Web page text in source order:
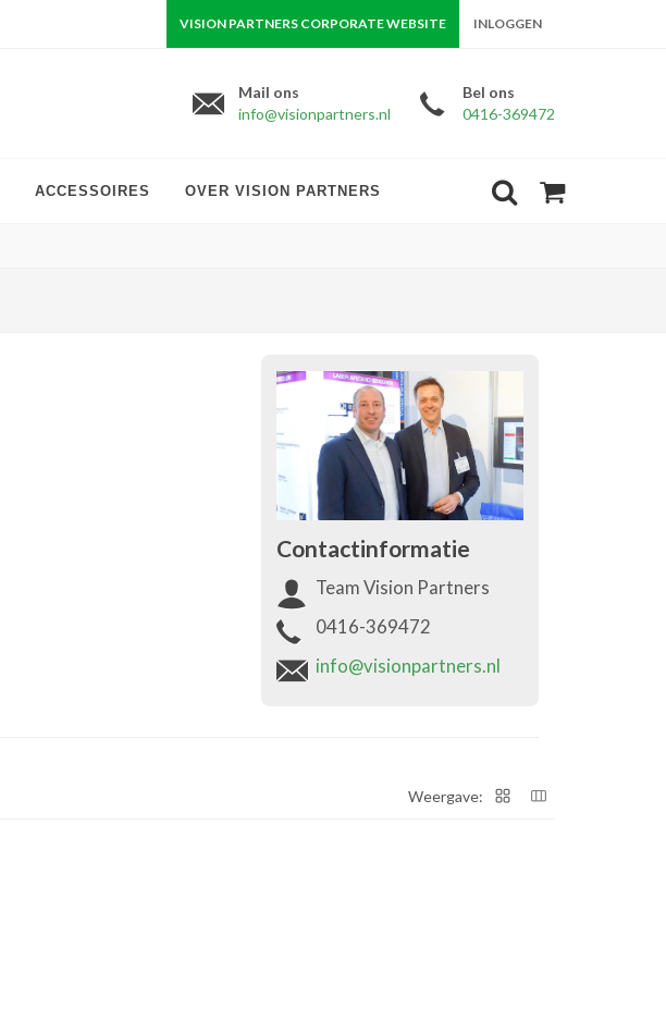
VISION PARTNERS CORPORATE WEBSITE INLOGGEN
Mail ons
info@visionpartners.nl
Bel ons
0416-369472
ACCESSOIRES OVER VISION PARTNERS
Contactinformatie
Team Vision Partners
0416-369472
info@visionpartners.nl
Weergave: